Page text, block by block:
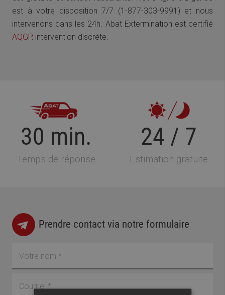
est à votre disposition 7/7 (1-877-303-9991) et nous
intervenons dans les 24h. Abat Extermination est certifié
AQGP, intervention discrète.
30 min.
Temps de réponse
24 / 7
Estimation gratuite
Prendre contact via notre formulaire